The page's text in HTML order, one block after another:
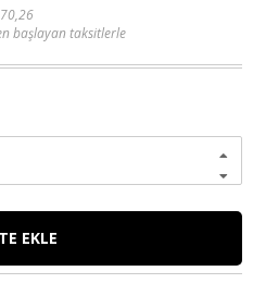
başlayan taksitlerle